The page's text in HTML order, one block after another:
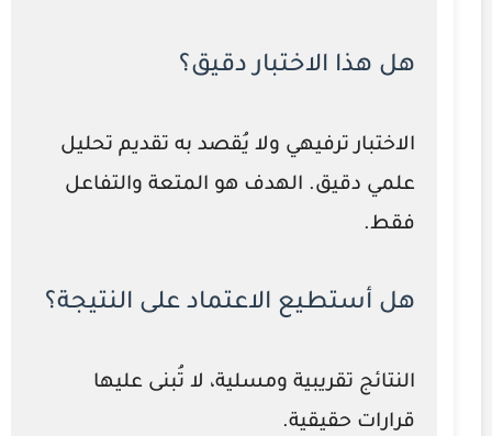
هل هذا الاختبار دقيق؟
الاختبار ترفيهي ولا يُقصد به تقديم تحليل
علمي دقيق. الهدف هو المتعة والتفاعل
فقط.
هل أستطيع الاعتماد على النتيجة؟
النتائج تقريبية ومسلية، لا تُبنى عليها
قرارات حقيقية.